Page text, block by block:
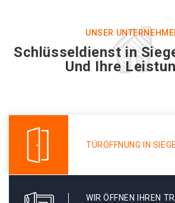
UNSER
Schlüsseldienst in
Und Ihre
TÜRÖFFNUNG IN
WIR ÖFFNEN IHREN